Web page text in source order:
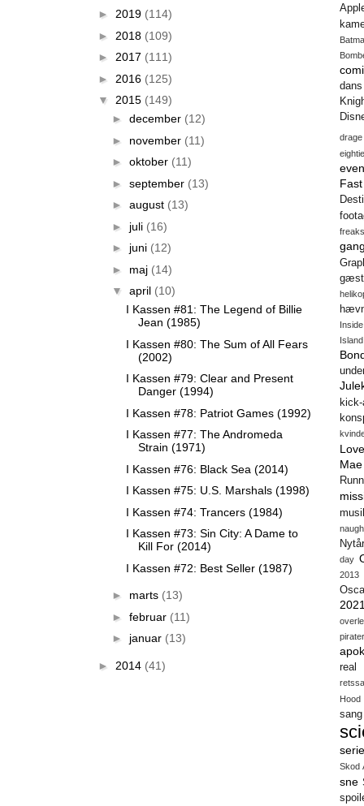
► 2019 (114)
► 2018 (109)
► 2017 (111)
► 2016 (125)
▼ 2015 (149)
► december (12)
► november (11)
► oktober (11)
► september (13)
► august (13)
► juli (16)
► juni (12)
► maj (14)
▼ april (10)
I Kassen #81: The Legend of Billie
Jean (1985)
I Kassen #80: The Sum of All Fears
(2002)
I Kassen #79: Clear and Present
Danger (1994)
I Kassen #78: Patriot Games (1992)
I Kassen #77: The Andromeda
Strain (1971)
I Kassen #76: Black Sea (2014)
I Kassen #75: U.S. Marshals (1998)
I Kassen #74: Trancers (1984)
I Kassen #73: Sin City: A Dame to
Kill For (2014)
I Kassen #72: Best Seller (1987)
► marts (13)
► februar (11)
► januar (13)
► 2014 (41)
dans
drage
freaks
Island
Nytår
day
2013
pirater
real
Hood
Skod
sne